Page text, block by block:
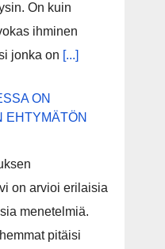
On kuin
ihminen
jonka on [...]
ON
EHTYMÄTÖN
on arvioi erilaisia
menetelmiä.
pitäisi